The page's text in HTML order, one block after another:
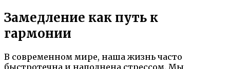
Замедление как путь к
гармонии
В современном мире, наша жизнь часто
быстротечна и наполнена стрессом. Мы